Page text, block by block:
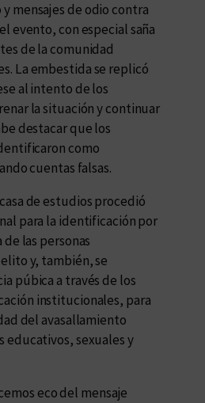
mensajes de odio contra
evento, con especial saña
de la comunidad
La embestida se replicó
al intento de los
la situación y continuar
destacar que los
como
cuentas falsas.
de estudios procedió
para la identificación por
las personas
y, también, se
púbica a través de los
institucionales, para
del avasallamiento
educativos, sexuales y
eco del mensaje